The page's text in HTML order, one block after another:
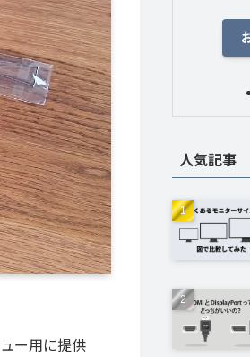
ー用に提供
人気記事